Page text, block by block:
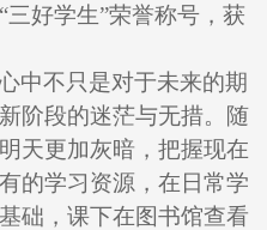
好学生”荣誉称号，获
中不只是对于未来的期
阶段的迷茫与无措。随
天更加灰暗，把握现在
的学习资源，在日常学
础，课下在图书馆查看